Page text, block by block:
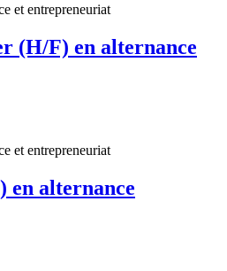
et entrepreneuriat
(H/F) en alternance
et entrepreneuriat
en alternance